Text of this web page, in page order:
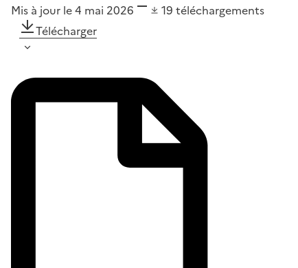
Mis à jour le 4 mai 2026 19 téléchargements
Télécharger